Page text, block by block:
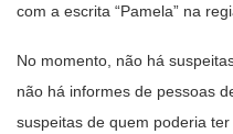
com a escrita “Pamela” na
No momento, não há
não há informes de pessoas
suspeitas de quem poderia ter